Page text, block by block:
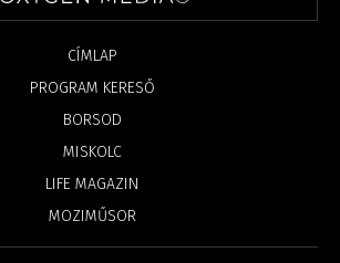
CÍMLAP
PROGRAM KERESŐ
BORSOD
MISKOLC
LIFE MAGAZIN
MOZIMŰSOR